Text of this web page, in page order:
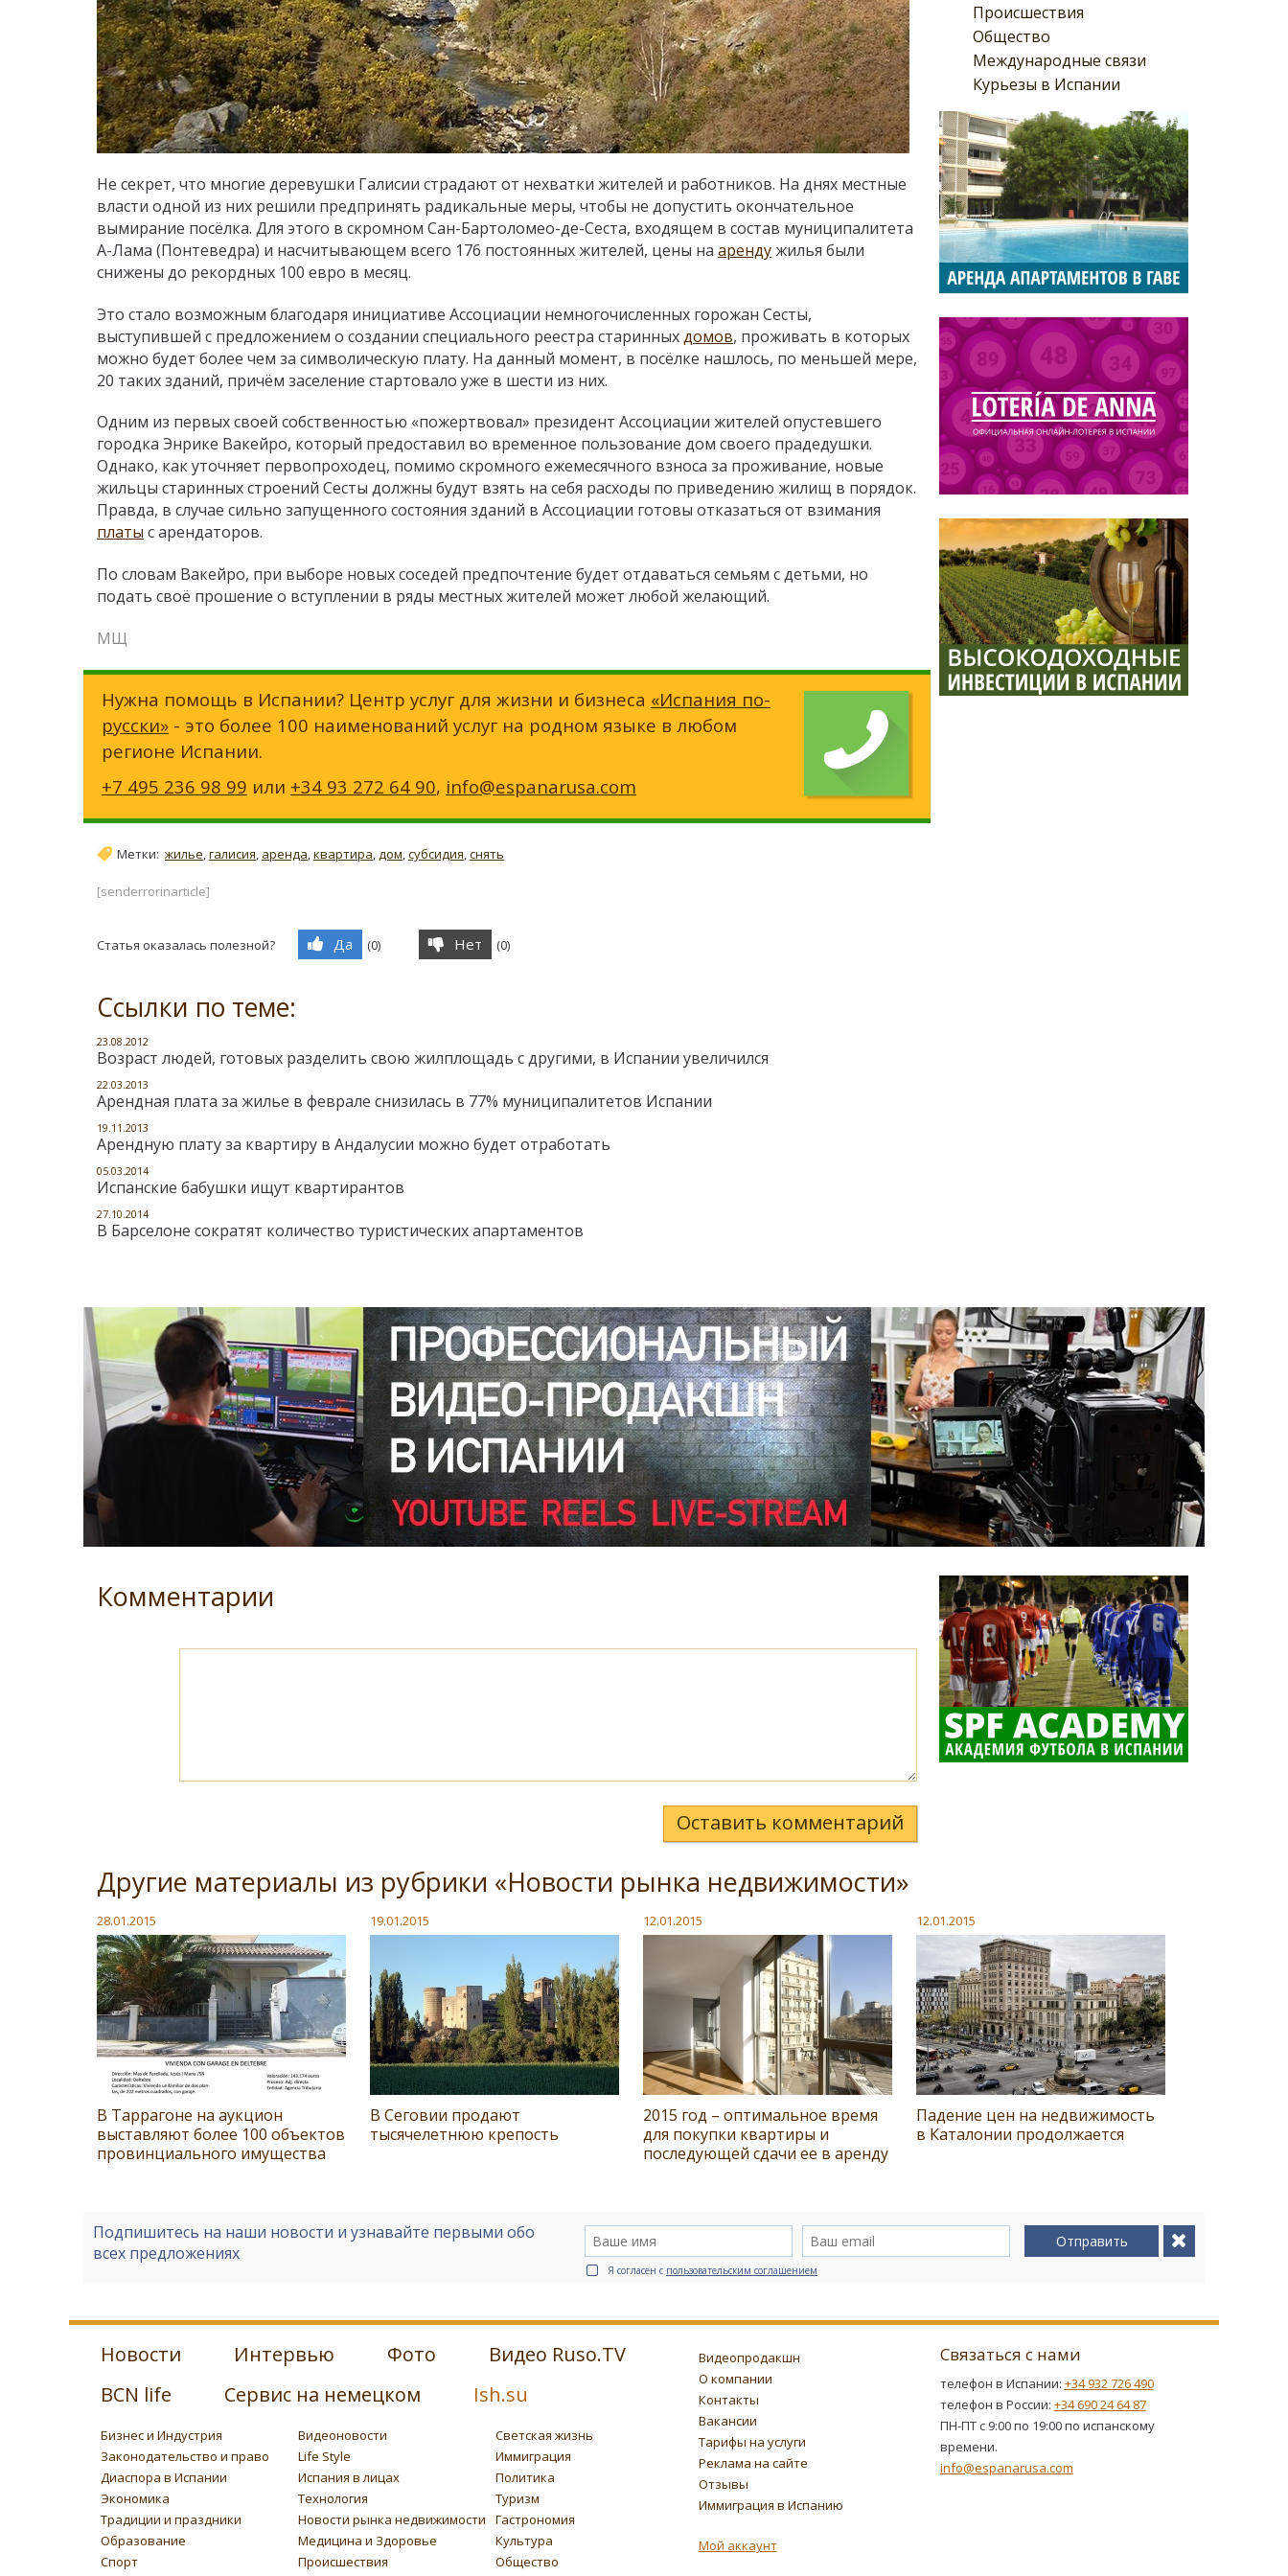
Происшествия
Общество
Международные связи
Курьезы в Испании
Не секрет, что многие деревушки Галисии страдают от нехватки жителей и работников. На днях местные
власти одной из них решили предпринять радикальные меры, чтобы не допустить окончательное
вымирание посёлка. Для этого в скромном Сан-Бартоломео-де-Сеста, входящем в состав муниципалитета
А-Лама (Понтеведра) и насчитывающем всего 176 постоянных жителей, цены на арендужилья были
снижены до рекордных 100 евро в месяц.
Это стало возможным благодаря инициативе Ассоциации немногочисленных горожан Сесты,
выступившей с предложением о создании специального реестра старинныхдомов, проживать в которых
можно будет более чем за символическую плату. На данный момент, в посёлке нашлось, по меньшей мере,
20 таких зданий, причём заселение стартовало уже в шести из них.
Одним из первых своей собственностью «пожертвовал» президент Ассоциации жителей опустевшего
городка Энрике Вакейро, который предоставил во временное пользование дом своего прадедушки.
Однако, как уточняет первопроходец, помимо скромного ежемесячного взноса за проживание, новые
жильцы старинных строений Сесты должны будут взять на себя расходы по приведению жилищ в порядок.
Правда, в случае сильно запущенного состояния зданий в Ассоциации готовы отказаться от взимания
платы с арендаторов.
По словам Вакейро, при выборе новых соседей предпочтение будет отдаваться семьям с детьми, но
подать своё прошение о вступлении в ряды местных жителей может любой желающий.
МЩ
Нужна помощь в Испании? Центр услуг для жизни и бизнеса «Испания по-
русски» - это более 100 наименований услуг на родном языке в любом
регионе Испании.
+7 495 236 98 99 или +34 93 272 64 90, info@espanarusa.com
Метки: жилье,галисия, аренда,квартира,дом,субсидия,снять
[senderrorinarticle]
Статья оказалась полезной? Да (0) Нет (0)
Ссылки по теме:
23.08.2012
Возраст людей, готовых разделить свою жилплощадь с другими, в Испании увеличился
22.03.2013
Арендная плата за жилье в феврале снизилась в 77% муниципалитетов Испании
19.11.2013
Арендную плату за квартиру в Андалусии можно будет отработать
05.03.2014
Испанские бабушки ищут квартирантов
27.10.2014
В Барселоне сократят количество туристических апартаментов
Комментарии
Оставить комментарий
Другие материалы из рубрики «Новости рынка недвижимости»
28.01.2015
В Таррагоне на аукцион
выставляют более 100 объектов
провинциального имущества
19.01.2015
В Сеговии продают
тысячелетнюю крепость
12.01.2015
2015 год – оптимальное время
для покупки квартиры и
последующей сдачи ее в аренду
12.01.2015
Падение цен на недвижимость
в Каталонии продолжается
Подпишитесь на наши новости и узнавайте первыми обо
всех предложениях
Отправить
Я согласен с пользовательским соглашением
Новости Интервью Фото
Видео Ruso.TV
BCN life
Сервис на немецком Ish.su
Бизнес и Индустрия Видеоновости
Светская жизнь
Законодательство и право
Life Style
Иммиграция
Диаспора в Испании
Испания в лицах
Политика
Экономика
Технология
Туризм
Традиции и праздники
Новости рынка недвижимости
Гастрономия
Образование
Медицина и Здоровье
Культура
Спорт
Происшествия
Общество
Видеопродакшн
О компании
Контакты
Вакансии
Тарифы на услуги
Реклама на сайте
Отзывы
Иммиграция в Испанию
Мой аккаунт
Связаться с нами
телефон в Испании: +34 932 726 490
телефон в России: +34 690 24 64 87
ПН-ПТ с 9:00 по 19:00 по испанскому
времени.
info@espanarusa.com